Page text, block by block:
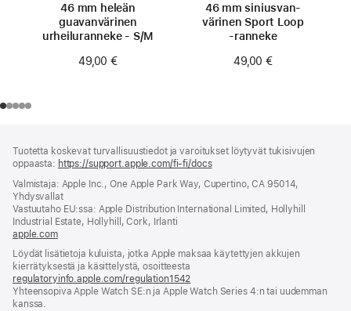
46 mm heleän
guavan­värinen
urheiluranneke - S/M
49,00 €
46 mm siniusvan­
värinen Sport Loop
‑ranneke
49,00 €
Tuotetta koskevat turvallisuustiedot ja varoitukset löytyvät tukisivujen
oppaasta: https://support.apple.com/fi-fi/docs(avautuu
ikkunaan)
Valmistaja: Apple Inc., One Apple Park Way, Cupertino, CA 95014,
Yhdysvallat
Vastuutaho EU:ssa: Apple Distribution International Limited, Hollyhill
Industrial Estate, Hollyhill, Cork, Irlanti
apple.com(avautuu
uuteen
ikkunaan)
Löydät lisätietoja kuluista, jotka Apple maksaa käytettyjen akkujen
kierrätyksestä ja käsittelystä, osoitteesta
regulatoryinfo.apple.com/regulation1542
uuteen
Yhteensopiva Apple Watch SE:n ja Apple Watch Series 4:n tai uudemman
kanssa.